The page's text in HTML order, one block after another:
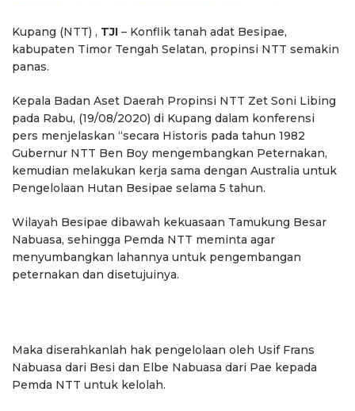
Kupang (NTT) , TJI – Konflik tanah adat Besipae,
kabupaten Timor Tengah Selatan, propinsi NTT semakin
panas.
Kepala Badan Aset Daerah Propinsi NTT Zet Soni Libing
pada Rabu, (19/08/2020) di Kupang dalam konferensi
pers menjelaskan “secara Historis pada tahun 1982
Gubernur NTT Ben Boy mengembangkan Peternakan,
kemudian melakukan kerja sama dengan Australia untuk
Pengelolaan Hutan Besipae selama 5 tahun.
Wilayah Besipae dibawah kekuasaan Tamukung Besar
Nabuasa, sehingga Pemda NTT meminta agar
menyumbangkan lahannya untuk pengembangan
peternakan dan disetujuinya.
Maka diserahkanlah hak pengelolaan oleh Usif Frans
Nabuasa dari Besi dan Elbe Nabuasa dari Pae kepada
Pemda NTT untuk kelolah.